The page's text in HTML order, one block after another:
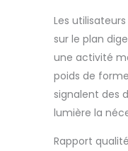
Les
sur le plan
une activité
poids de
signalent des
lumière la
Rapport